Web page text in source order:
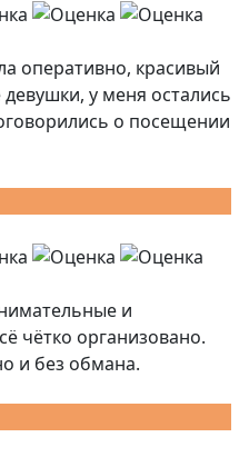
оперативно, красивый
у меня остались
о посещении
и
чётко организовано.
и без обмана.